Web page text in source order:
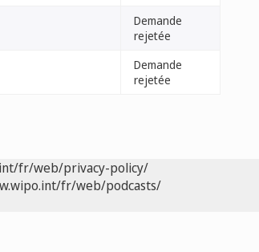
Demande
rejetée
Demande
rejetée
fr/web/privacy-policy/
fr/web/podcasts/